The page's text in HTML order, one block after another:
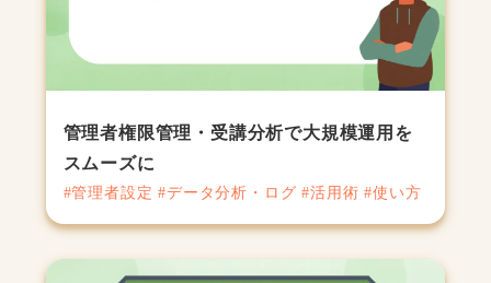
管理者権限管理・受講分析で大規模運用を
スムーズに
#管理者設定 #データ分析・ログ #活用術 #使い方